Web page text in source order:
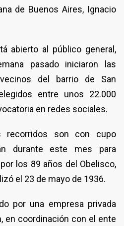
de Buenos Aires, Ignacio
abierto al público general,
pasado iniciaron las
del barrio de San
entre unos 22.000
en redes sociales.
recorridos son con cupo
durante este mes para
los 89 años del Obelisco,
el 23 de mayo de 1936.
por una empresa privada
en coordinación con el ente